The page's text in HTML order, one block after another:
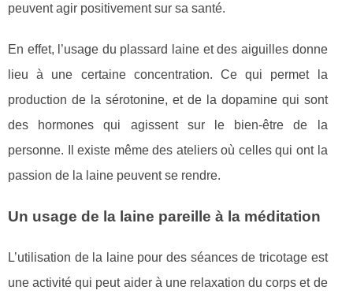
peuvent agir positivement sur sa santé.
En effet, l’usage du plassard laine et des aiguilles donne
lieu à une certaine concentration. Ce qui permet la
production de la sérotonine, et de la dopamine qui sont
des hormones qui agissent sur le bien-être de la
personne. Il existe même des ateliers où celles qui ont la
passion de la laine peuvent se rendre.
Un usage de la laine pareille à la méditation
L’utilisation de la laine pour des séances de tricotage est
une activité qui peut aider à une relaxation du corps et de